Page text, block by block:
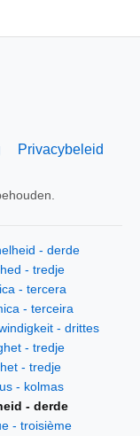
Privacybeleid
- derde
- tredje
- tercera
- terceira
- drittes
- tredje
- tredje
- kolmas
- derde
- troisième